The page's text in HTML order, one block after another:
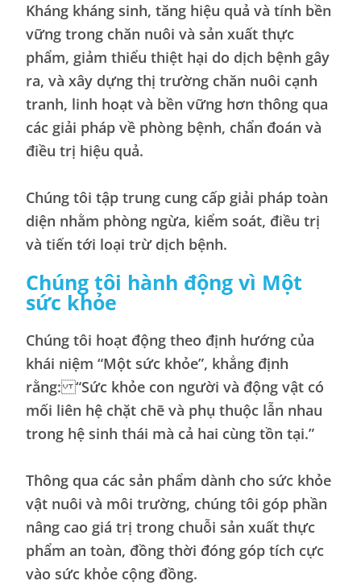
Kháng kháng sinh, tăng hiệu quả và tính bền
vững trong chăn nuôi và sản xuất thực
phẩm, giảm thiểu thiệt hại do dịch bệnh gây
ra, và xây dựng thị trường chăn nuôi cạnh
tranh, linh hoạt và bền vững hơn thông qua
các giải pháp về phòng bệnh, chẩn đoán và
điều trị hiệu quả.
Chúng tôi tập trung cung cấp giải pháp toàn
diện nhằm phòng ngừa, kiểm soát, điều trị
và tiến tới loại trừ dịch bệnh.
Chúng tôi hành động vì Một
sức khỏe
Chúng tôi hoạt động theo định hướng của
khái niệm “Một sức khỏe”, khẳng định
rằng: “Sức khỏe con người và động vật có
mối liên hệ chặt chẽ và phụ thuộc lẫn nhau
trong hệ sinh thái mà cả hai cùng tồn tại.”
Thông qua các sản phẩm dành cho sức khỏe
vật nuôi và môi trường, chúng tôi góp phần
nâng cao giá trị trong chuỗi sản xuất thực
phẩm an toàn, đồng thời đóng góp tích cực
vào sức khỏe cộng đồng.